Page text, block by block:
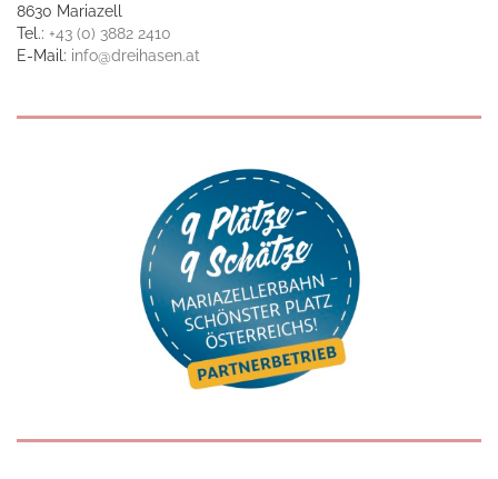
8630 Mariazell
Tel.: +43 (0) 3882 2410
E-Mail: info@dreihasen.at